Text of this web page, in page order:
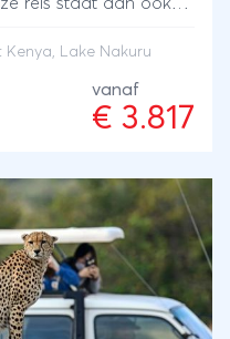
heeft. Tenslotte
ontspannen
Kenya, Lake Nakuru
vanaf
€ 3.817